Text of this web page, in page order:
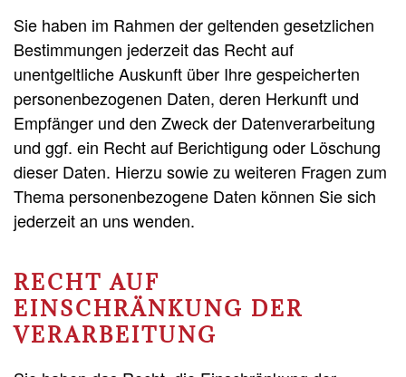
Sie haben im Rahmen der geltenden gesetzlichen
Bestimmungen jederzeit das Recht auf
unentgeltliche Auskunft über Ihre gespeicherten
personenbezogenen Daten, deren Herkunft und
Empfänger und den Zweck der Datenverarbeitung
und ggf. ein Recht auf Berichtigung oder Löschung
dieser Daten. Hierzu sowie zu weiteren Fragen zum
Thema personenbezogene Daten können Sie sich
jederzeit an uns wenden.
RECHT AUF
EINSCHRÄNKUNG DER
VERARBEITUNG